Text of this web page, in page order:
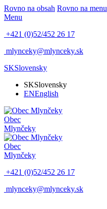
Rovno na obsah Rovno na menu
Menu
+421 (0)52/452 26 17
mlynceky@mlynceky.sk
SKSlovensky
SKSlovensky
ENEnglish
Obec
Mlynčeky
Obec
Mlynčeky
+421 (0)52/452 26 17
mlynceky@mlynceky.sk